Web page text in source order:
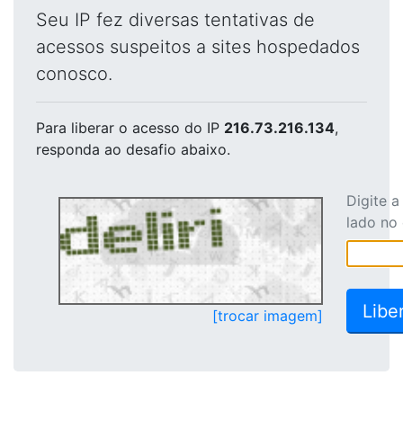
Seu IP fez diversas tentativas de
acessos suspeitos a sites hospedados
conosco.
Para liberar o acesso do IP 216.73.216.134,
responda ao desafio abaixo.
[trocar imagem]
Digite
lado no